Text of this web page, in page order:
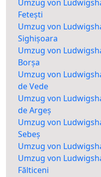
Umzug von
Fetești
Umzug von
Sighișoara
Umzug von
Borșa
Umzug von
de Vede
Umzug von
de Argeș
Umzug von
Sebeș
Umzug von
Umzug von
Fălticeni